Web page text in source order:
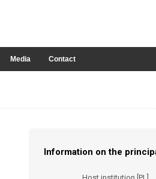
Media Contact
Information on the